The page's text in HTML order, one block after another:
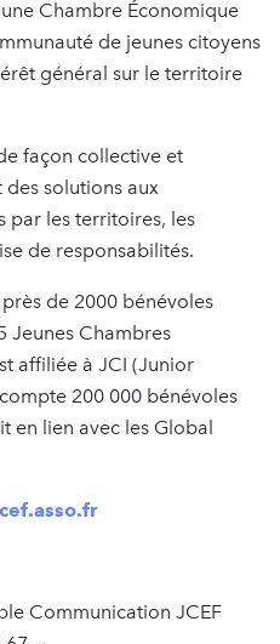
Chambre Économique
de jeunes citoyens
général sur le territoire
façon collective et
solutions aux
par les territoires, les
de responsabilités.
de 2000 bénévoles
Jeunes Chambres
affiliée à JCI (Junior
200 000 bénévoles
en lien avec les Global
Communication JCEF